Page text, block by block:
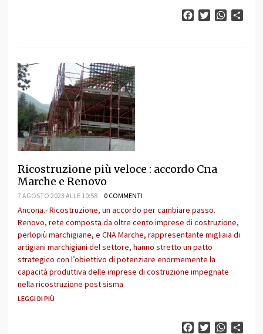
FacebookTwitter
Ricostruzione più veloce : accordo Cna
Marche e Renovo
7 AGOSTO 2023 ALLE 10:58 0 COMMENTI
Ancona.- Ricostruzione, un accordo per cambiare passo.
Renovo, rete composta da oltre cento imprese di costruzione,
perlopiù marchigiane, e CNA Marche, rappresentante migliaia di
artigiani marchigiani del settore, hanno stretto un patto
strategico con l’obiettivo di potenziare enormemente la
capacità produttiva delle imprese di costruzione impegnate
nella ricostruzione post sisma
LEGGI DI PIÙ
FacebookTwitter